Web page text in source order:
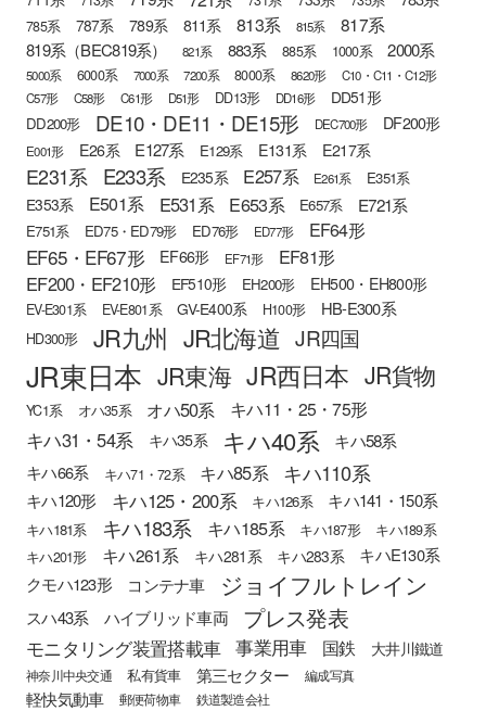
785系 787系 789系 811系 813系 815系 817系
819系（BEC819系） 821系 883系 885系 1000系 2000系
5000系 6000系 7000系 7200系 8000系 8620形
C10・C11・C12形
C57形
C58形 C61形 D51形 DD13形 DD16形 DD51形
DD200形 DE10・DE11・DE15形 DEC700形 DF200形
E001形 E26系 E127系 E129系 E131系 E217系
E231系 E233系 E235系 E257系 E261系 E351系
E353系 E501系 E531系 E653系 E657系 E721系
E751系 ED75・ED79形 ED76形 ED77形 EF64形
EF65・EF67形 EF66形 EF71形
EF81形
EF200・EF210形
EF510形 EH200形 EH500・EH800形
EV-E301系 EV-E801系 GV-E400系 H100形 HB-E300系
HD300形 JR九州 JR北海道 JR四国
JR東日本 JR東海 JR西日本 JR貨物
YC1系 オハ35系 オハ50系 キハ11・25・75形
キハ31・54系 キハ35系 キハ40系 キハ58系
キハ66系 キハ71・72系 キハ85系 キハ110系
キハ120形 キハ125・200系 キハ126系 キハ141・150系
キハ181系 キハ183系 キハ185系 キハ187形
キハ189系
キハ201形
キハ261系 キハ281系 キハ283系
キハE130系
クモハ123形
コンテナ車 ジョイフルトレイン
スハ43系 ハイブリッド車両 プレス発表
モニタリング装置搭載車 事業用車 国鉄 大井川鐵道
神奈川中央交通 私有貨車 第三セクター 編成写真
軽快気動車 郵便荷物車 鉄道製造会社